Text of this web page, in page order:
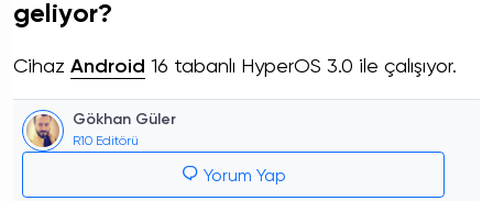
geliyor?
Cihaz Android 16 tabanlı HyperOS 3.0 ile çalışıyor.
Gökhan Güler
R10 Editörü
Yorum Yap